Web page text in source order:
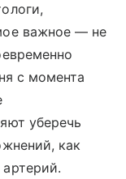
важное — не
с момента
уберечь
как